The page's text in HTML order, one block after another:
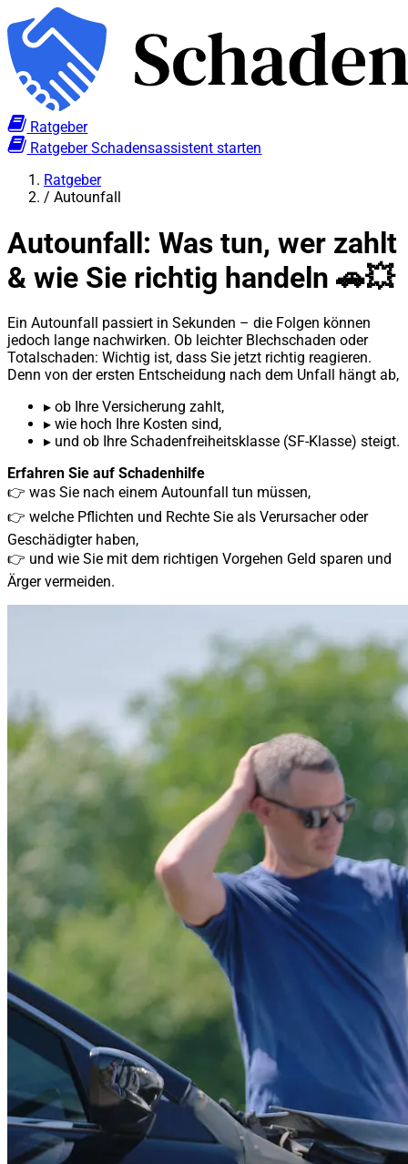
Ratgeber
RatgeberSchadensassistent starten
Ratgeber
/ Autounfall
Autounfall: Was tun, wer zahlt
& wie Sie richtig handeln 🚗💥
Ein Autounfall passiert in Sekunden – die Folgen können
jedoch lange nachwirken. Ob leichter Blechschaden oder
Totalschaden: Wichtig ist, dass Sie jetzt richtig reagieren.
Denn von der ersten Entscheidung nach dem Unfall hängt ab,
▸ ob Ihre Versicherung zahlt,
▸ wie hoch Ihre Kosten sind,
▸ und ob Ihre Schadenfreiheitsklasse (SF-Klasse) steigt.
Erfahren Sie auf Schadenhilfe
👉 was Sie nach einem Autounfall tun müssen,
👉 welche Pflichten und Rechte Sie als Verursacher oder
Geschädigter haben,
👉 und wie Sie mit dem richtigen Vorgehen Geld sparen und
Ärger vermeiden.